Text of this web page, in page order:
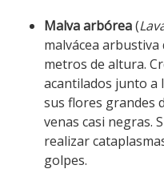
Malva arbórea(
malvácea
metros de altura.
acantilados junto a
sus flores grandes
venas casi negras.
realizar
golpes.